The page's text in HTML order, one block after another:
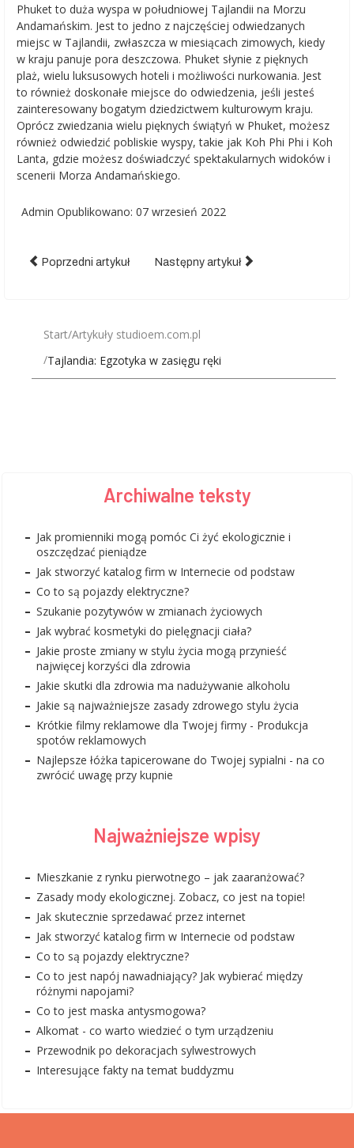
Phuket to duża wyspa w południowej Tajlandii na Morzu
Andamańskim. Jest to jedno z najczęściej odwiedzanych
miejsc w Tajlandii, zwłaszcza w miesiącach zimowych, kiedy
w kraju panuje pora deszczowa. Phuket słynie z pięknych
plaż, wielu luksusowych hoteli i możliwości nurkowania. Jest
to również doskonałe miejsce do odwiedzenia, jeśli jesteś
zainteresowany bogatym dziedzictwem kulturowym kraju.
Oprócz zwiedzania wielu pięknych świątyń w Phuket, możesz
również odwiedzić pobliskie wyspy, takie jak Koh Phi Phi i Koh
Lanta, gdzie możesz doświadczyć spektakularnych widoków i
scenerii Morza Andamańskiego.
Admin Opublikowano: 07 wrzesień 2022
Poprzedni artykuł Następny artykuł
Start Artykuły studioem.com.pl
Tajlandia: Egzotyka w zasięgu ręki
Archiwalne teksty
Jak promienniki mogą pomóc Ci żyć ekologicznie i
oszczędzać pieniądze
Jak stworzyć katalog firm w Internecie od podstaw
Co to są pojazdy elektryczne?
Szukanie pozytywów w zmianach życiowych
Jak wybrać kosmetyki do pielęgnacji ciała?
Jakie proste zmiany w stylu życia mogą przynieść
najwięcej korzyści dla zdrowia
Jakie skutki dla zdrowia ma nadużywanie alkoholu
Jakie są najważniejsze zasady zdrowego stylu życia
Krótkie filmy reklamowe dla Twojej firmy - Produkcja
spotów reklamowych
Najlepsze łóżka tapicerowane do Twojej sypialni - na co
zwrócić uwagę przy kupnie
Najważniejsze wpisy
Mieszkanie z rynku pierwotnego – jak zaaranżować?
Zasady mody ekologicznej. Zobacz, co jest na topie!
Jak skutecznie sprzedawać przez internet
Jak stworzyć katalog firm w Internecie od podstaw
Co to są pojazdy elektryczne?
Co to jest napój nawadniający? Jak wybierać między
różnymi napojami?
Co to jest maska antysmogowa?
Alkomat - co warto wiedzieć o tym urządzeniu
Przewodnik po dekoracjach sylwestrowych
Interesujące fakty na temat buddyzmu